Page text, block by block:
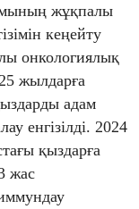
жұқпалы
кеңейту
онкологиялық
жылдарға
адам
енгізілді. 2024
қыздарға
жас